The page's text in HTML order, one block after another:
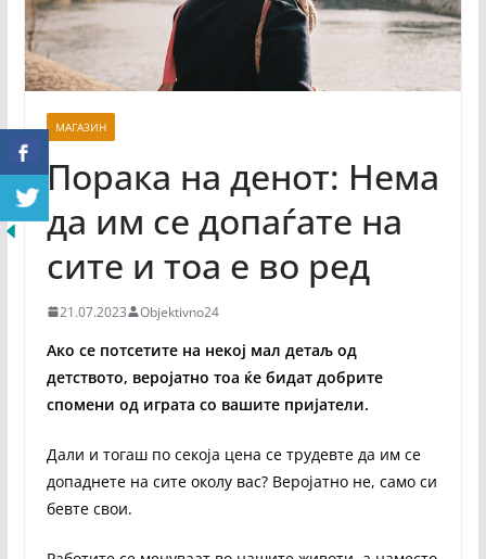
МАГАЗИН
Порака на денот: Нема
да им се допаѓате на
сите и тоа е во ред
21.07.2023 Objektivno24
Ако се потсетите на некој мал детаљ од
детството, веројатно тоа ќе бидат добрите
спомени од играта со вашите пријатели.
Дали и тогаш по секоја цена се трудевте да им се
допаднете на сите околу вас? Веројатно не, само си
бевте свои.